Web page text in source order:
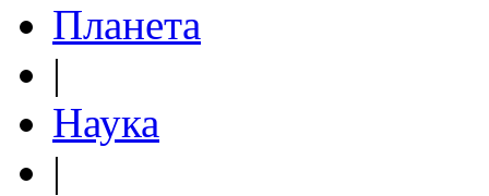
Планета
|
Наука
|